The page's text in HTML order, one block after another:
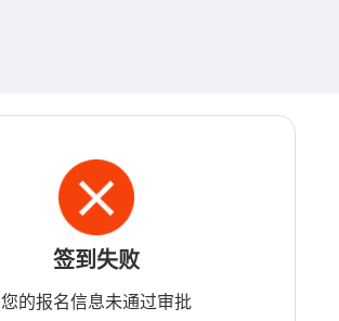
签到失败
您的报名信息未通过审批